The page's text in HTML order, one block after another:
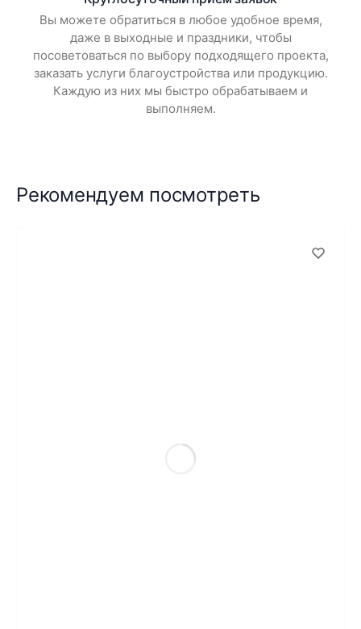
Вы можете обратиться в любое удобное время,
даже в выходные и праздники, чтобы
посоветоваться по выбору подходящего проекта,
заказать услуги благоустройства или продукцию.
Каждую из них мы быстро обрабатываем и
выполняем.
Рекомендуем посмотреть